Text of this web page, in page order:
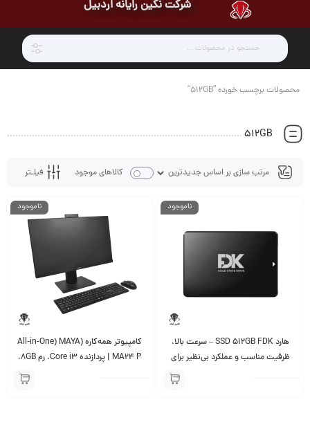
شرکت نگین رایانه اردبیل
محصولات برچسب خورده “512GB”
512GB
فیلـتر کالاهای موجود
ناموجود
هارد SSD 512GB FDK – سرعت بالا،
ظرفیت مناسب و عملکرد بی‌نظیر برای
ناموجود
کامپیوتر همه‌کاره (All-in-One) MAYA
MA24 P | پردازنده Core i3، رم 8GB،
حافظه 512GB SSD، نمایشگر 23.8